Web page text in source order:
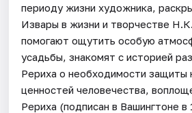
периоду жизни художника,
Извары в жизни и творчестве
помогают ощутить особую
усадьбы, знакомят с историей
Рериха о необходимости защиты
ценностей человечества,
Рериха (подписан в Вашингтоне в